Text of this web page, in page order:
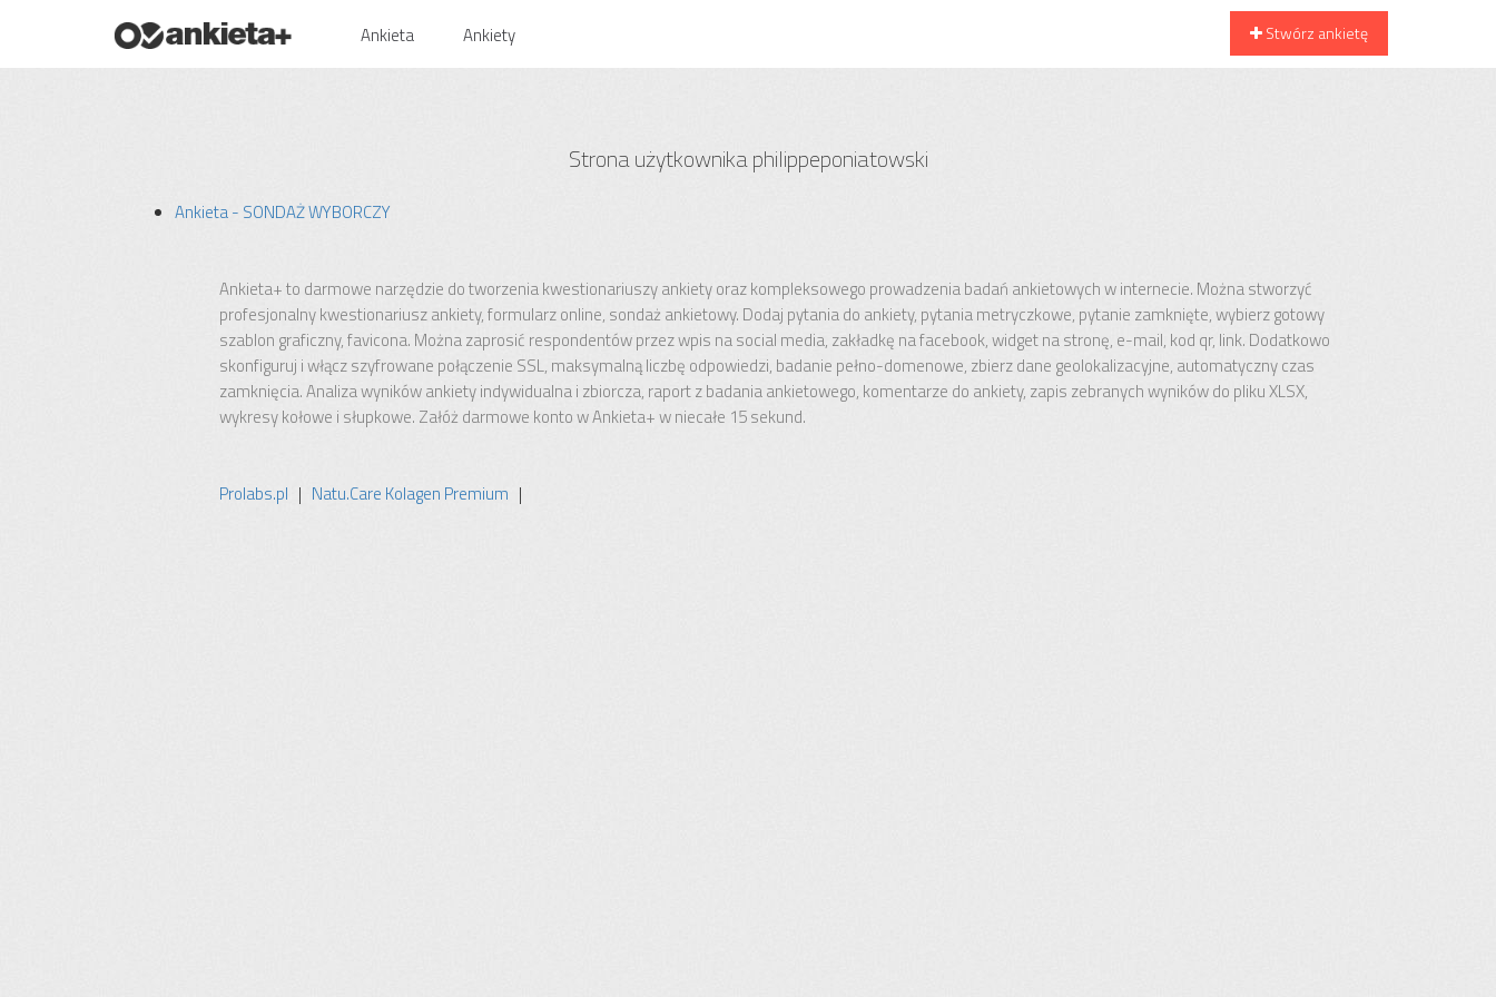
Ankieta Ankiety Stwórz ankietę
Strona użytkownika philippeponiatowski
Ankieta - SONDAŻ WYBORCZY
Ankieta+ to darmowe narzędzie do tworzenia kwestionariuszy ankiety oraz kompleksowego prowadzenia badań ankietowych w internecie. Można stworzyć
profesjonalny kwestionariusz ankiety, formularz online, sondaż ankietowy. Dodaj pytania do ankiety, pytania metryczkowe, pytanie zamknięte, wybierz gotowy
szablon graficzny, favicona. Można zaprosić respondentów przez wpis na social media, zakładkę na facebook, widget na stronę, e-mail, kod qr, link. Dodatkowo
skonfiguruj i włącz szyfrowane połączenie SSL, maksymalną liczbę odpowiedzi, badanie pełno-domenowe, zbierz dane geolokalizacyjne, automatyczny czas
zamknięcia. Analiza wyników ankiety indywidualna i zbiorcza, raport z badania ankietowego, komentarze do ankiety, zapis zebranych wyników do pliku XLSX,
wykresy kołowe i słupkowe. Załóż darmowe konto w Ankieta+ w niecałe 15 sekund.
Prolabs.pl | Natu.Care Kolagen Premium |